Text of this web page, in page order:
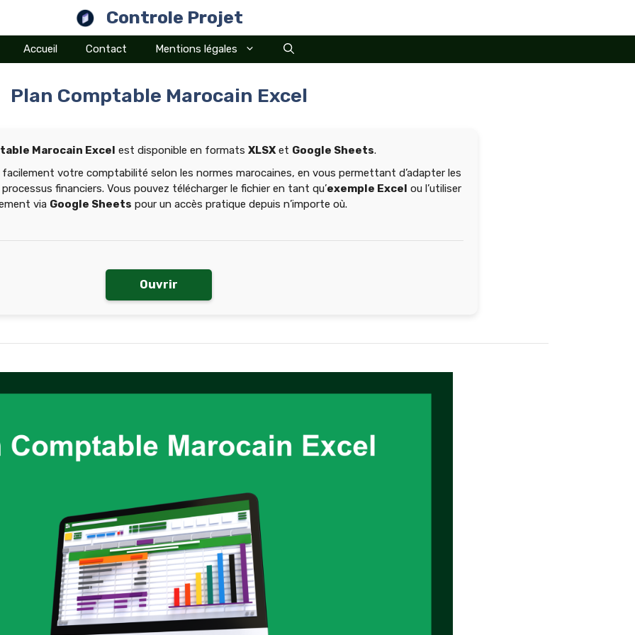
Controle Projet
Accueil Contact Mentions légales
Plan Comptable Marocain Excel
Marocain Excel est disponible en formats XLSXet Google Sheets.
votre comptabilité selon les normes marocaines, en vous permettant d’adapter les
financiers. Vous pouvez télécharger le fichier en tant qu’exemple Excel ou l’utiliser
via Google Sheets pour un accès pratique depuis n’importe où.
Ouvrir